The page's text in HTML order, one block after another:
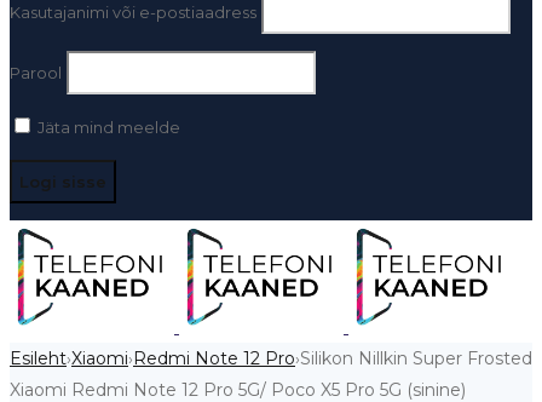
Kasutajanimi või e-postiaadress
Parool
Jäta mind meelde
Esileht›Xiaomi›Redmi Note 12 Pro›Silikon Nillkin Super Frosted
Xiaomi Redmi Note 12 Pro 5G/ Poco X5 Pro 5G (sinine)